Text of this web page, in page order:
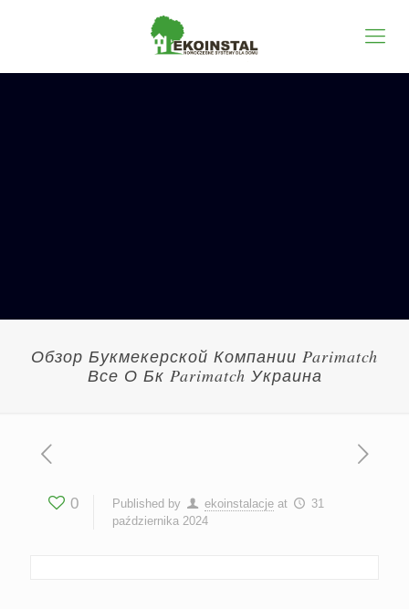
Обзор Букмекерской Компании Parimatch
Все О Бк Parimatch Украина
0 Published by ekoinstalacje at
31
października 2024